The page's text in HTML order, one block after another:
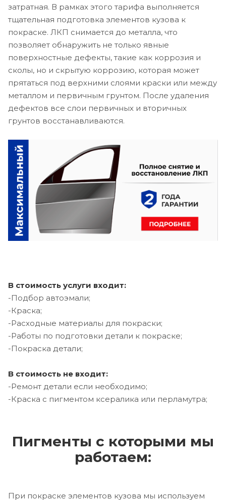
затратная. В рамках этого тарифа выполняется
тщательная подготовка элементов кузова к
покраске. ЛКП снимается до металла, что
позволяет обнаружить не только явные
поверхностные дефекты, такие как коррозия и
сколы, но и скрытую коррозию, которая может
прятаться под верхними слоями краски или между
металлом и первичным грунтом. После удаления
дефектов все слои первичных и вторичных
грунтов восстанавливаются.
В стоимость услуги входит:
-Подбор автоэмали;
-Краска;
-Расходные материалы для покраски;
-Работы по подготовки детали к покраске;
-Покраска детали;
В стоимость не входит:
-Ремонт детали если необходимо;
-Краска с пигментом ксералика или перламутра;
Пигменты с которыми мы
работаем:
При покраске элементов кузова мы используем